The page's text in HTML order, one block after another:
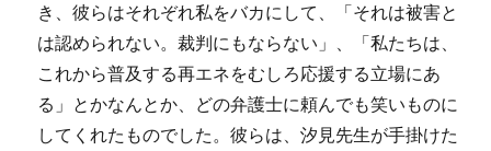
き、彼らはそれぞれ私をバカにして、「それは被害と
は認められない。裁判にもならない」、「私たちは、
これから普及する再エネをむしろ応援する立場にあ
る」とかなんとか、どの弁護士に頼んでも笑いものに
してくれたものでした。彼らは、汐見先生が手掛けた